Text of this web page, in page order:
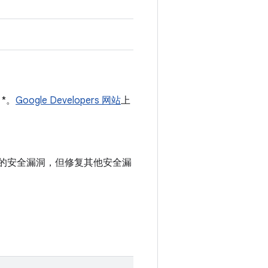
Google Developers 网站上
安全漏洞，但修复其他安全漏